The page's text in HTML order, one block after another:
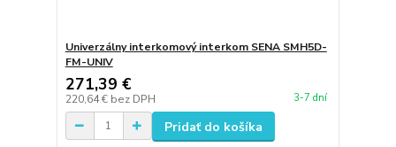
Univerzálny interkomový interkom SENA SMH5D-
FM-UNIV
271,39 €
220,64 € bez DPH 3-7 dní
Pridať do košíka